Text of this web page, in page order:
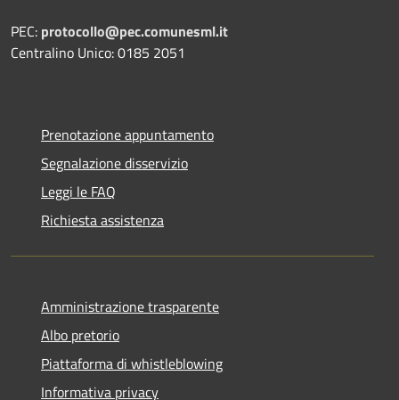
PEC: protocollo@pec.comunesml.it
Centralino Unico: 0185 2051
Prenotazione appuntamento
Segnalazione disservizio
Leggi le FAQ
Richiesta assistenza
Amministrazione trasparente
Albo pretorio
Piattaforma di whistleblowing
Informativa privacy